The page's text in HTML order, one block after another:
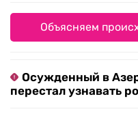
Объясняем
Осужденный в
перестал узнавать